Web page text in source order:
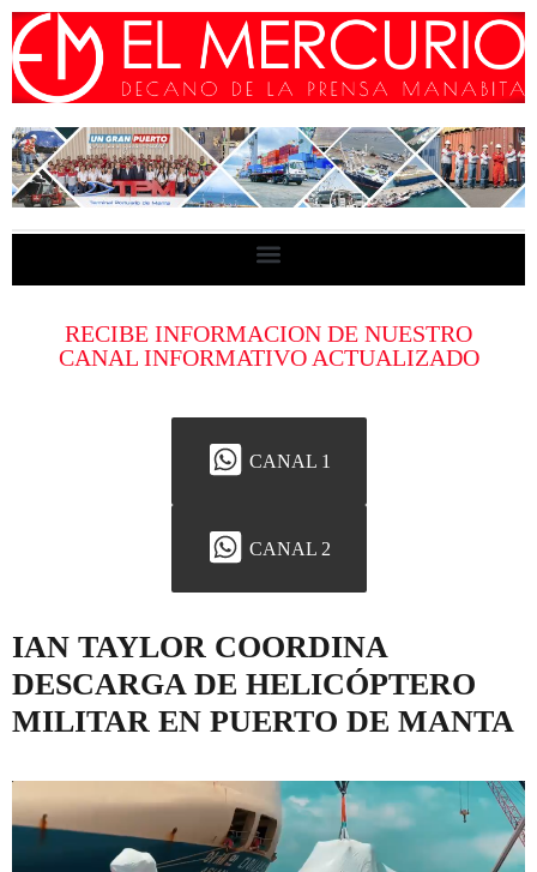
RECIBE INFORMACION DE NUESTRO
CANAL INFORMATIVO ACTUALIZADO
CANAL 1
CANAL 2
IAN TAYLOR COORDINA
DESCARGA DE HELICÓPTERO
MILITAR EN PUERTO DE MANTA